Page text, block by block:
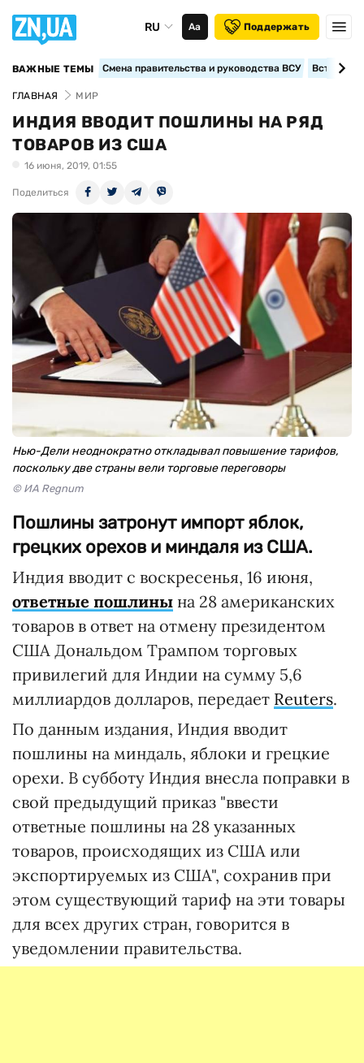
RU Аа Поддержать
ВАЖНЫЕ ТЕМЫ Смена правительства и руководства ВСУ
ГЛАВНАЯ МИР
ИНДИЯ ВВОДИТ ПОШЛИНЫ НА РЯД
ТОВАРОВ ИЗ США
16 июня, 2019, 01:55
Поделиться
Нью-Дели неоднократно откладывал повышение тарифов,
поскольку две страны вели торговые переговоры
© ИА Regnum
Пошлины затронут импорт яблок,
грецких орехов и миндаля из США.
Индия вводит с воскресенья, 16 июня,
ответные пошлины на 28 американских
товаров в ответ на отмену президентом
США Дональдом Трампом торговых
привилегий для Индии на сумму 5,6
миллиардов долларов, передает Reuters.
По данным издания, Индия вводит
пошлины на миндаль, яблоки и грецкие
орехи. В субботу Индия внесла поправки в
свой предыдущий приказ "ввести
ответные пошлины на 28 указанных
товаров, происходящих из США или
экспортируемых из США", сохранив при
этом существующий тариф на эти товары
для всех других стран, говорится в
уведомлении правительства.